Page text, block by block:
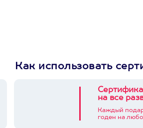
Как использовать
на все
Каждый
годен на